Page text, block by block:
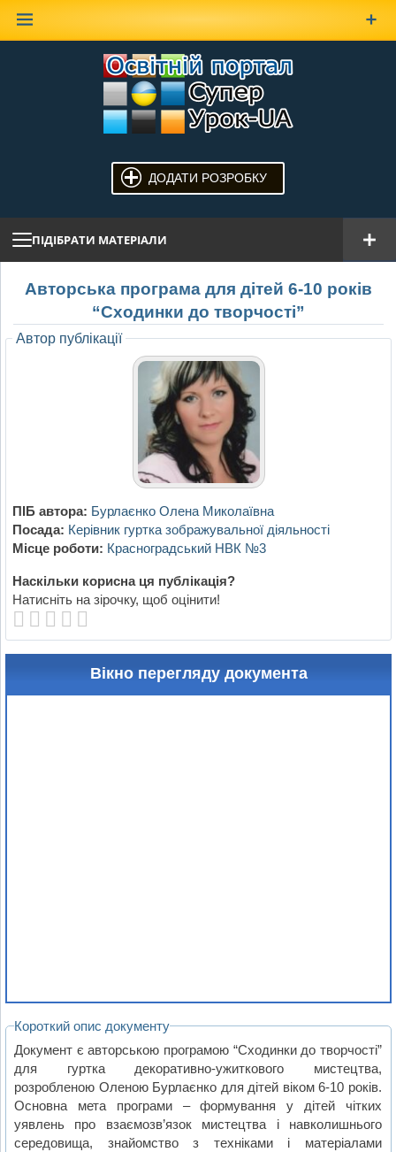
ДОДАТИ РОЗРОБКУ
ПІДІБРАТИ МАТЕРІАЛИ
Авторська програма для дітей 6-10 років
“Сходинки до творчості”
Автор публікації
ПІБ автора: Бурлаєнко Олена Миколаївна
Посада: Керівник гуртка зображувальної діяльності
Місце роботи: Красноградський НВК №3
Наскільки корисна ця публікація?
Натисніть на зірочку, щоб оцінити!
Вікно перегляду документа
Короткий опис документу
Документ є авторською програмою “Сходинки до творчості”
для гуртка декоративно-ужиткового мистецтва,
розробленою Оленою Бурлаєнко для дітей віком 6-10 років.
Основна мета програми – формування у дітей чітких
уявлень про взаємозв’язок мистецтва і навколишнього
середовища, знайомство з техніками і матеріалами